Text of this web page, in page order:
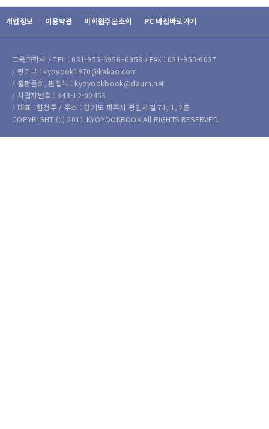
개인정보 이용약관 비회원주문조회 PC 버전바로가기
교육과학사 / TEL : 031-955-6956~6958 / FAX : 031-955-6037
/ 관리부 : kyoyook1970@kakao.com
/ 출판문의, 편집부 : kyoyookbook@daum.net
/ 사업자번호 : 348-12-00453
/ 대표 : 한정주 / 주소 : 경기도 파주시 광인사길 71, 1, 2층
COPYRIGHT (c) 2011 KYOYOOKBOOK All RIGHTS RESERVED.